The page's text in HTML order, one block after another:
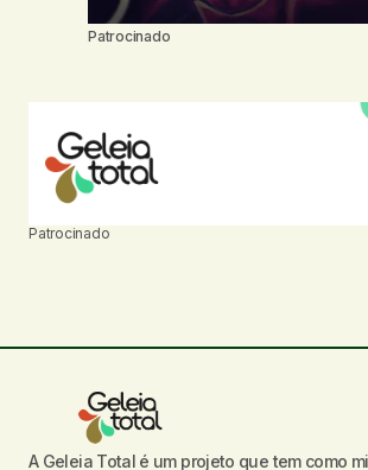
Patrocinado
Patrocinado
A Geleia Total é um projeto que tem como